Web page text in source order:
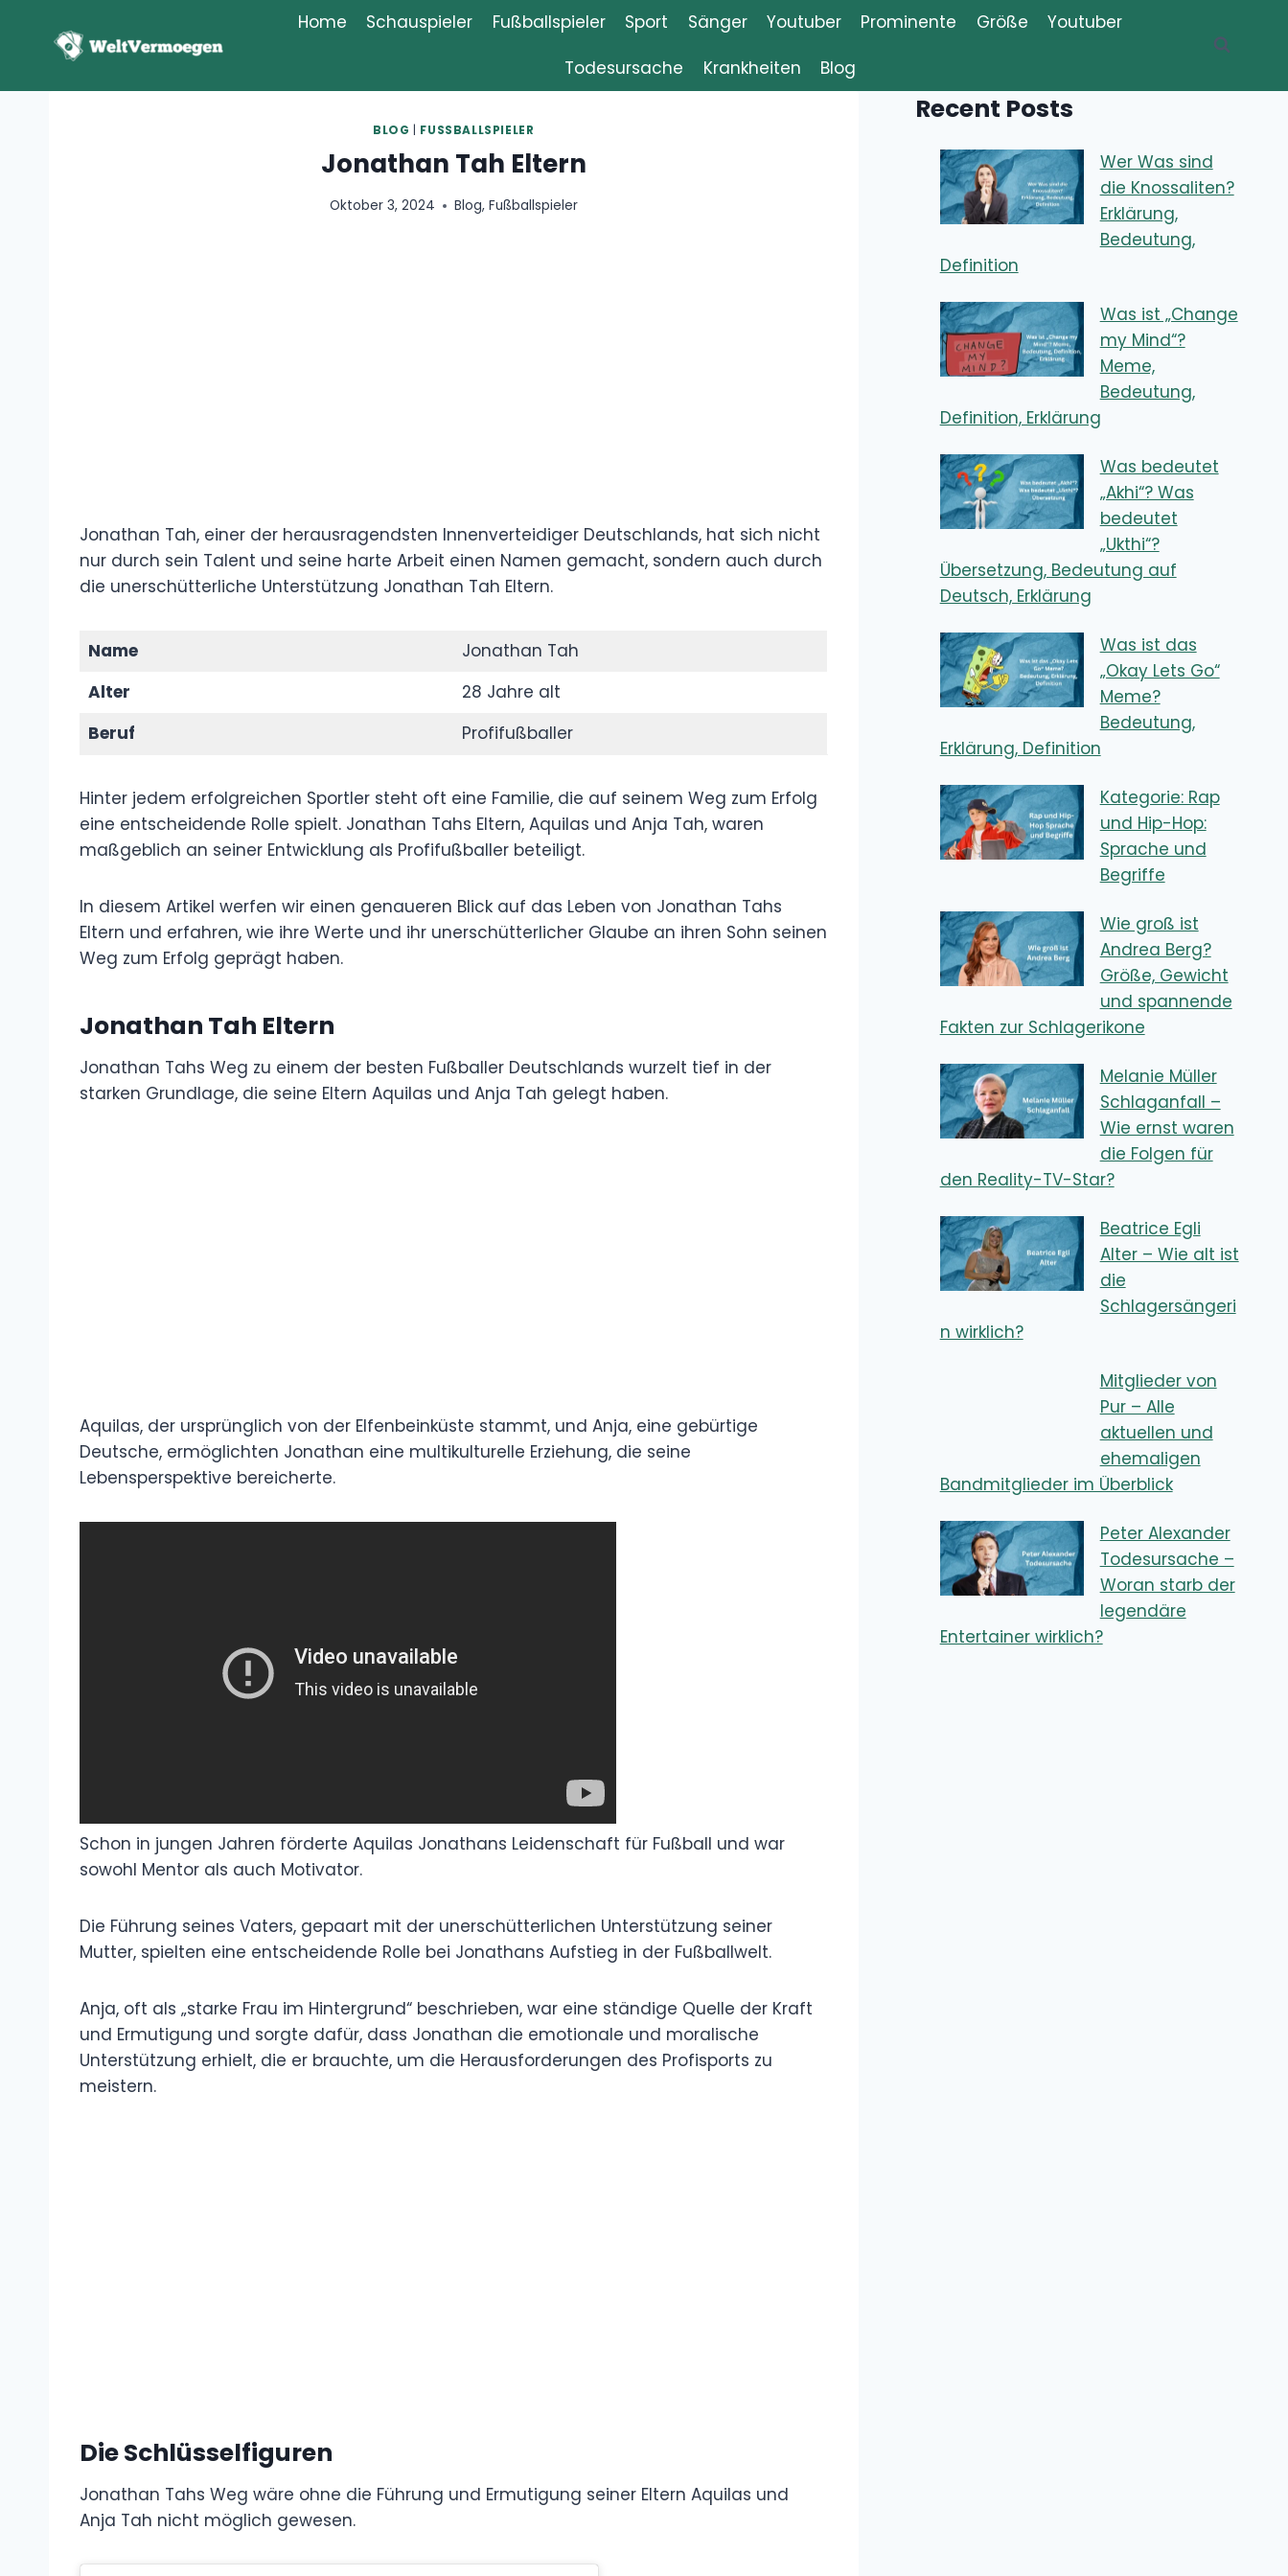
springen
Home Schauspieler Fußballspieler Sport Sänger Youtuber Prominente Größe
Youtuber
Todesursache
Krankheiten Blog
BLOG FUSSBALLSPIELER
Jonathan Tah Eltern
Oktober 3, 2024 Blog, Fußballspieler
Jonathan Tah, einer der herausragendsten Innenverteidiger Deutschlands, hat sich nicht
nur durch sein Talent und seine harte Arbeit einen Namen gemacht, sondern auch durch
die unerschütterliche Unterstützung Jonathan Tah Eltern.
Name
Jonathan Tah
Alter
28 Jahre alt
Beruf
Profifußballer
Hinter jedem erfolgreichen Sportler steht oft eine Familie, die auf seinem Weg zum Erfolg
eine entscheidende Rolle spielt. Jonathan Tahs Eltern, Aquilas und Anja Tah, waren
maßgeblich an seiner Entwicklung als Profifußballer beteiligt.
In diesem Artikel werfen wir einen genaueren Blick auf das Leben von Jonathan Tahs
Eltern und erfahren, wie ihre Werte und ihr unerschütterlicher Glaube an ihren Sohn seinen
Weg zum Erfolg geprägt haben.
Jonathan Tah Eltern
Jonathan Tahs Weg zu einem der besten Fußballer Deutschlands wurzelt tief in der
starken Grundlage, die seine Eltern Aquilas und Anja Tah gelegt haben.
Aquilas, der ursprünglich von der Elfenbeinküste stammt, und Anja, eine gebürtige
Deutsche, ermöglichten Jonathan eine multikulturelle Erziehung, die seine
Lebensperspektive bereicherte.
Schon in jungen Jahren förderte Aquilas Jonathans Leidenschaft für Fußball und war
sowohl Mentor als auch Motivator.
Die Führung seines Vaters, gepaart mit der unerschütterlichen Unterstützung seiner
Mutter, spielten eine entscheidende Rolle bei Jonathans Aufstieg in der Fußballwelt.
Anja, oft als „starke Frau im Hintergrund“ beschrieben, war eine ständige Quelle der Kraft
und Ermutigung und sorgte dafür, dass Jonathan die emotionale und moralische
Unterstützung erhielt, die er brauchte, um die Herausforderungen des Profisports zu
meistern.
Die Schlüsselfiguren
Jonathan Tahs Weg wäre ohne die Führung und Ermutigung seiner Eltern Aquilas und
Anja Tah nicht möglich gewesen.
Recent Posts
Wer Was sind
die Knossaliten?
Erklärung,
Bedeutung,
Definition
Was ist „Change
my Mind“?
Meme,
Bedeutung,
Definition, Erklärung
Was bedeutet
„Akhi“? Was
bedeutet
„Ukthi“?
Übersetzung, Bedeutung auf
Deutsch, Erklärung
Was ist das
„Okay Lets Go“
Meme?
Bedeutung,
Erklärung, Definition
Kategorie: Rap
und Hip-Hop:
Sprache und
Begriffe
Wie groß ist
Andrea Berg?
Größe, Gewicht
und spannende
Fakten zur Schlagerikone
Melanie Müller
Schlaganfall –
Wie ernst waren
die Folgen für
den Reality-TV-Star?
Beatrice Egli
Alter – Wie alt ist
die
Schlagersängeri
n wirklich?
Mitglieder von
Pur – Alle
aktuellen und
ehemaligen
Bandmitglieder im Überblick
Peter Alexander
Todesursache –
Woran starb der
legendäre
Entertainer wirklich?